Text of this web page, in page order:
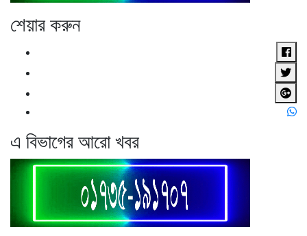
শেয়ার করুন
এ বিভাগের আরো খবর